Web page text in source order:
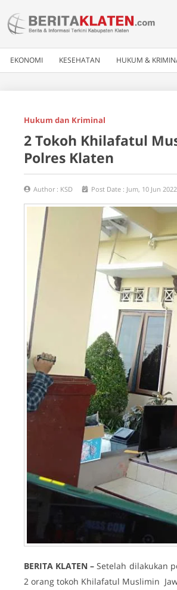
EKONOMI KESEHATAN HUKUM &
Hukum dan Kriminal
2 Tokoh Khilafatul
Polres Klaten
Author : KSD Post Date : Jum, 10 Jun 2022
BERITA KLATEN –Setelah dilakukan
2 orang tokoh Khilafatul Muslimin